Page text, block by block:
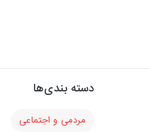
دسته بندی‌ها
مردمی و اجتماعی